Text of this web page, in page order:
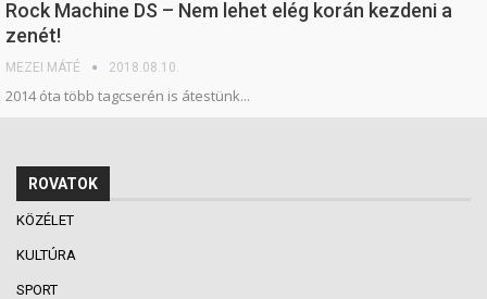
Rock Machine DS – Nem lehet elég korán kezdeni a
zenét!
MEZEI MÁTÉ 2018.08.10.
2014 óta több tagcserén is átestünk...
ROVATOK
KÖZÉLET
KULTÚRA
SPORT